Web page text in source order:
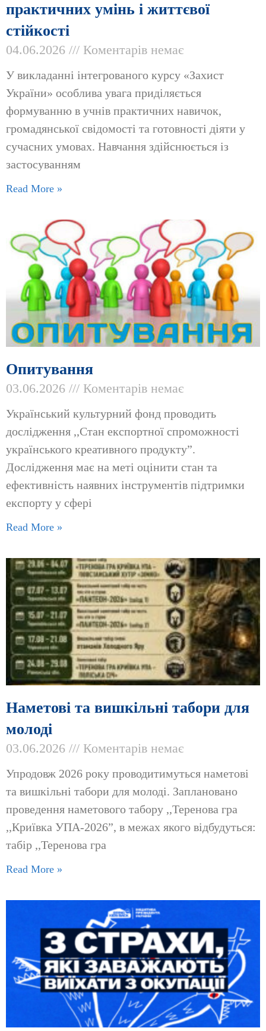
практичних умінь і життєвої
стійкості
04.06.2026 Коментарів немає
У викладанні інтегрованого курсу «Захист
України» особлива увага приділяється
формуванню в учнів практичних навичок,
громадянської свідомості та готовності діяти у
сучасних умовах. Навчання здійснюється із
застосуванням
Read More »
Опитування
03.06.2026 Коментарів немає
Український культурний фонд проводить
дослідження ,,Стан експортної спроможності
українського креативного продукту”.
Дослідження має на меті оцінити стан та
ефективність наявних інструментів підтримки
експорту у сфері
Read More »
Наметові та вишкільні табори для
молоді
03.06.2026 Коментарів немає
Упродовж 2026 року проводитимуться наметові
та вишкільні табори для молоді. Заплановано
проведення наметового табору ,,Теренова гра
,,Криївка УПА-2026”, в межах якого відбудуться:
табір ,,Теренова гра
Read More »